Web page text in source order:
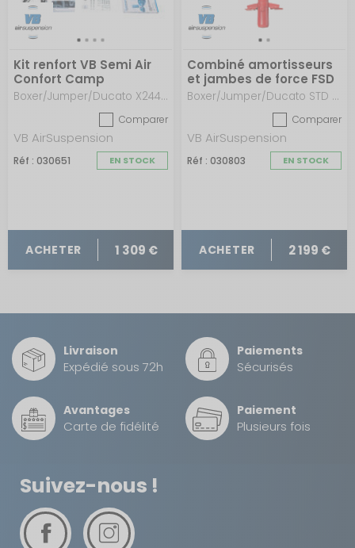
Kit renfort VB Semi Air
Confort Camp
Boxer/Jumper/Ducato X244 (1994 - 2006)
Comparer
VB AirSuspension
Réf : 030651 EN STOCK
ACHETER 1 309 €
Combiné amortisseurs
et jambes de force FSD
Boxer/Jumper/Ducato STD ou Alko X250-X290 après 2006 Version light
Comparer
VB AirSuspension
Réf : 030803 EN STOCK
ACHETER 2 199 €
Livraison
Expédié sous 72h
Paiements
Sécurisés
Avantages
Carte de fidélité
Paiement
Plusieurs fois
Suivez-nous !